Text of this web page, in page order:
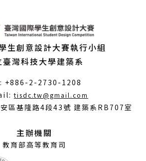
生創意設計大賽執行小組
臺灣科技大學建築系
+886-2-2730-1208
tisdc.tw@gmail.com
開
區基隆路4段43號 建築系RB707室
主辦機關
教育部高等教育司